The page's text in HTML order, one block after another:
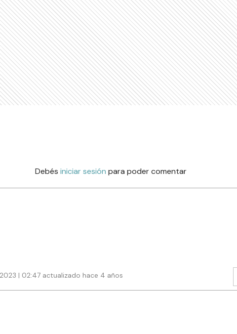
Debés iniciar sesión para poder comentar
| 02:47 actualizado hace 4 años